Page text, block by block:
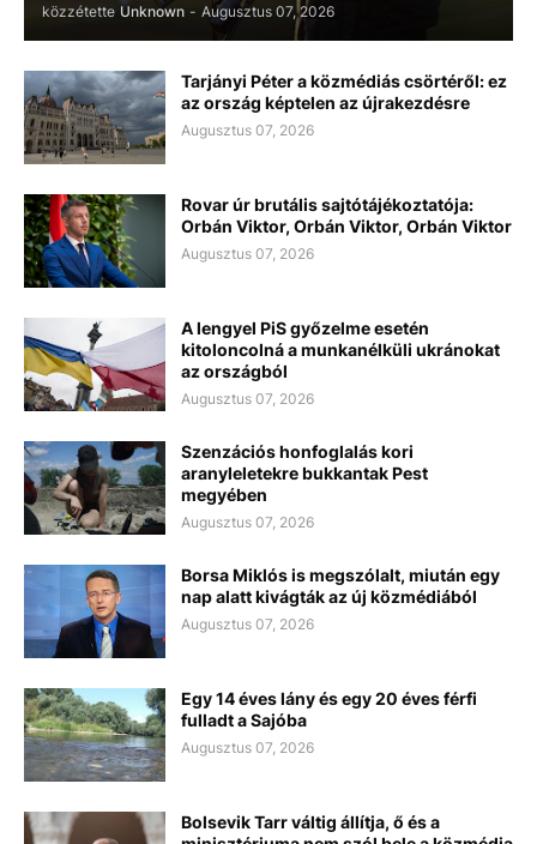
közzétette Unknown - Augusztus 07, 2026
Tarjányi Péter a közmédiás csörtéről: ez
az ország képtelen az újrakezdésre
Augusztus 07, 2026
Rovar úr brutális sajtótájékoztatója:
Orbán Viktor, Orbán Viktor, Orbán Viktor
Augusztus 07, 2026
A lengyel PiS győzelme esetén
kitoloncolná a munkanélküli ukránokat
az országból
Augusztus 07, 2026
Szenzációs honfoglalás kori
aranyleletekre bukkantak Pest
megyében
Augusztus 07, 2026
Borsa Miklós is megszólalt, miután egy
nap alatt kivágták az új közmédiából
Augusztus 07, 2026
Egy 14 éves lány és egy 20 éves férfi
fulladt a Sajóba
Augusztus 07, 2026
Bolsevik Tarr váltig állítja, ő és a